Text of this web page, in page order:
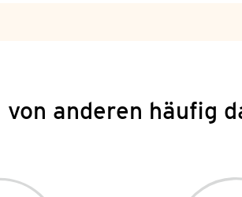
von anderen häufig